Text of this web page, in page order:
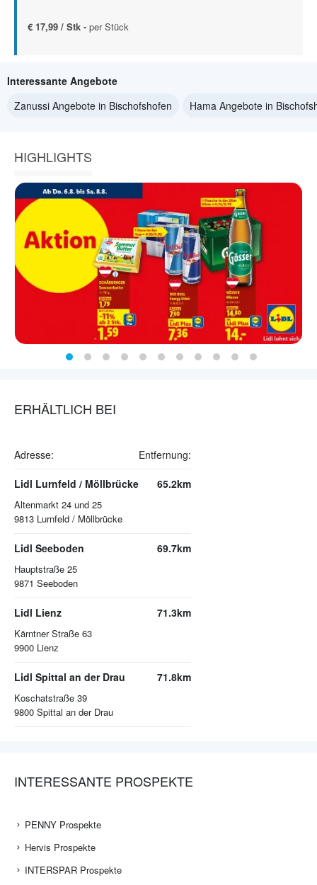
€ 17,99 / Stk - per Stück
Interessante Angebote
Zanussi Angebote in Bischofshofen
Hama Angebote in
HIGHLIGHTS
ERHÄLTLICH BEI
Adresse: Entfernung:
Lidl Lurnfeld / Möllbrücke
Altenmarkt 24 und 25
9813 Lurnfeld / Möllbrücke
65.2km
Lidl Seeboden
Hauptstraße 25
9871 Seeboden
69.7km
Lidl Lienz
Kärntner Straße 63
9900 Lienz
71.3km
Lidl Spittal an der Drau
Koschatstraße 39
9800 Spittal an der Drau
71.8km
INTERESSANTE PROSPEKTE
PENNY Prospekte
Hervis Prospekte
INTERSPAR Prospekte